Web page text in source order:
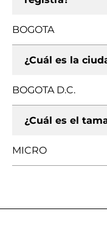
BOGOTA
¿Cuál es la
BOGOTA D.C.
¿Cuál es el
MICRO